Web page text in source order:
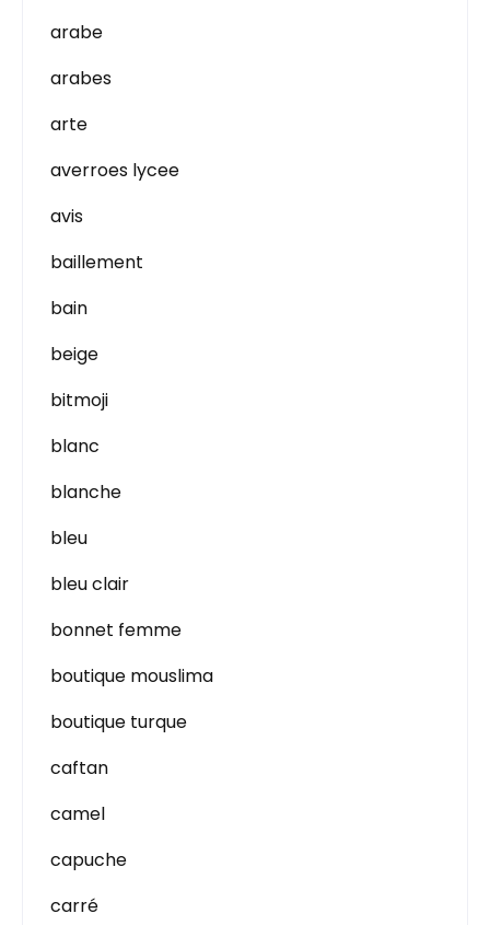
arabe
arabes
arte
averroes lycee
avis
baillement
bain
beige
bitmoji
blanc
blanche
bleu
bleu clair
bonnet femme
boutique mouslima
boutique turque
caftan
camel
capuche
carré